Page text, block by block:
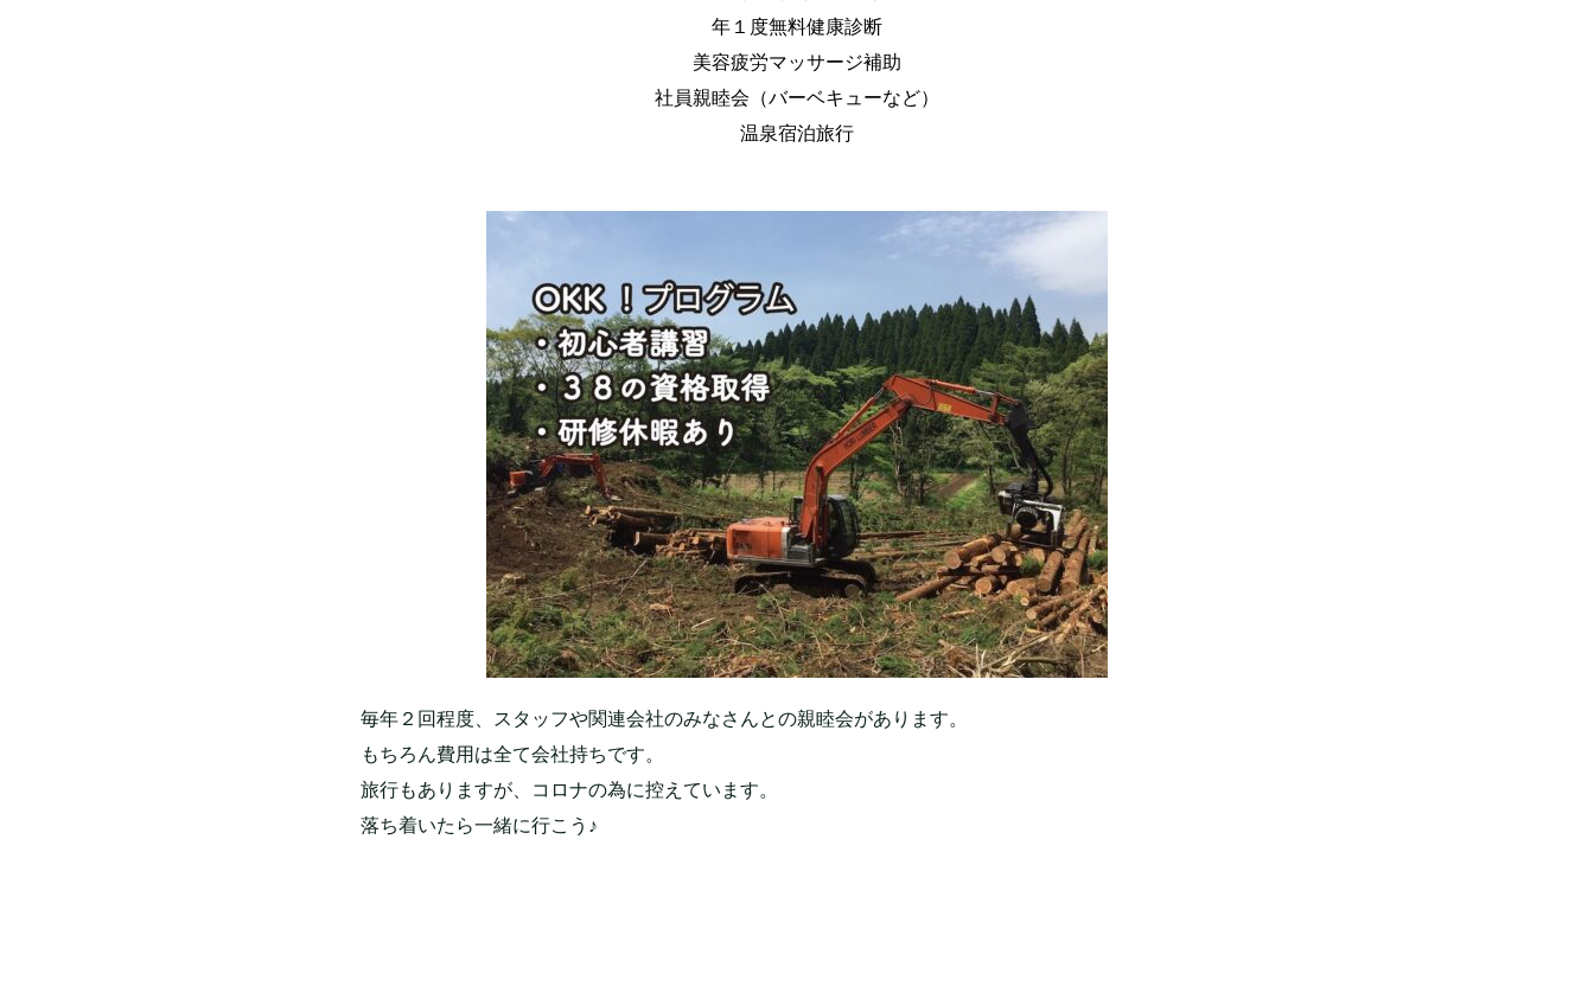
年１度無料健康診断
美容疲労マッサージ補助
社員親睦会（バーベキューなど）
温泉宿泊旅行
毎年２回程度、スタッフや関連会社のみなさんとの親睦会があります。
もちろん費用は全て会社持ちです。
旅行もありますが、コロナの為に控えています。
落ち着いたら一緒に行こう♪